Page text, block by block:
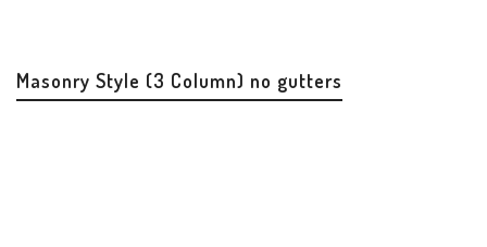
Masonry Style (3 Column) no gutters